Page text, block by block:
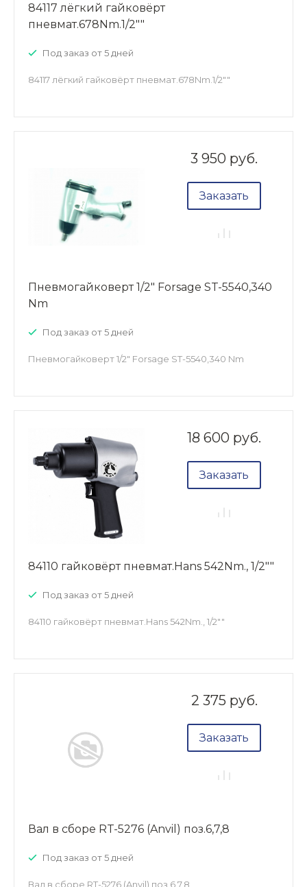
84117 лёгкий гайковёрт
пневмат.678Nm.1/2""
Под заказ от 5 дней
84117 лёгкий гайковёрт пневмат.678Nm.1/2""
3 950 руб.
Заказать
Пневмогайковерт 1/2" Forsage ST-5540,340
Nm
Под заказ от 5 дней
Пневмогайковерт 1/2" Forsage ST-5540,340 Nm
18 600 руб.
Заказать
84110 гайковёрт пневмат.Hans 542Nm., 1/2""
Под заказ от 5 дней
84110 гайковёрт пневмат.Hans 542Nm., 1/2""
2 375 руб.
Заказать
Вал в сборе RT-5276 (Anvil) поз.6,7,8
Под заказ от 5 дней
Вал в сборе RT-5276 (Anvil) поз.6,7,8